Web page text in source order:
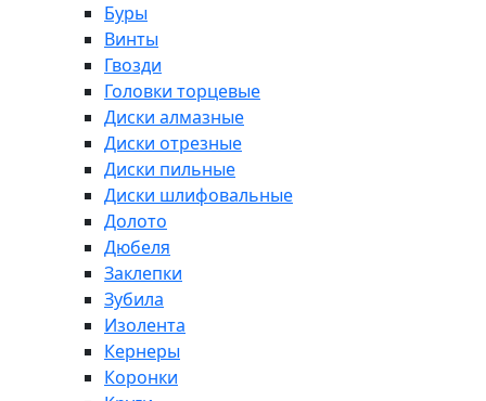
Буры
Винты
Гвозди
Головки торцевые
Диски алмазные
Диски отрезные
Диски пильные
Диски шлифовальные
Долото
Дюбеля
Заклепки
Зубила
Изолента
Кернеры
Коронки